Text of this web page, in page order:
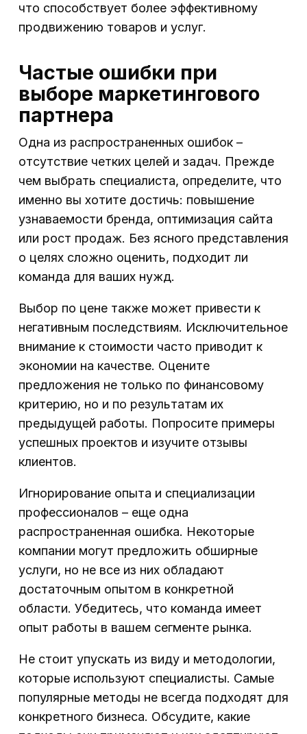
что способствует более эффективному
продвижению товаров и услуг.
Частые ошибки при
выборе маркетингового
партнера
Одна из распространенных ошибок –
отсутствие четких целей и задач. Прежде
чем выбрать специалиста, определите, что
именно вы хотите достичь: повышение
узнаваемости бренда, оптимизация сайта
или рост продаж. Без ясного представления
о целях сложно оценить, подходит ли
команда для ваших нужд.
Выбор по цене также может привести к
негативным последствиям. Исключительное
внимание к стоимости часто приводит к
экономии на качестве. Оцените
предложения не только по финансовому
критерию, но и по результатам их
предыдущей работы. Попросите примеры
успешных проектов и изучите отзывы
клиентов.
Игнорирование опыта и специализации
профессионалов – еще одна
распространенная ошибка. Некоторые
компании могут предложить обширные
услуги, но не все из них обладают
достаточным опытом в конкретной
области. Убедитесь, что команда имеет
опыт работы в вашем сегменте рынка.
Не стоит упускать из виду и методологии,
которые используют специалисты. Самые
популярные методы не всегда подходят для
конкретного бизнеса. Обсудите, какие